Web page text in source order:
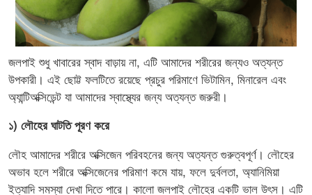
জলপাই শুধু খাবারের স্বাদ বাড়ায় না, এটি আমাদের শরীরের জন্যও অত্যন্ত
উপকারী। এই ছোট্ট ফলটিতে রয়েছে প্রচুর পরিমাণে ভিটামিন, মিনারেল এবং
অ্যান্টিঅক্সিডেন্ট যা আমাদের স্বাস্থ্যের জন্য অত্যন্ত জরুরী।
১) লৌহের ঘাটতি পূরণ করে
লৌহ আমাদের শরীরে অক্সিজেন পরিবহনের জন্য অত্যন্ত গুরুত্বপূর্ণ। লৌহের
অভাব হলে শরীরে অক্সিজেনের পরিমাণ কমে যায়, ফলে দুর্বলতা, অ্যানিমিয়া
ইত্যাদি সমস্যা দেখা দিতে পারে। কালো জলপাই লৌহের একটি ভাল উৎস। এটি